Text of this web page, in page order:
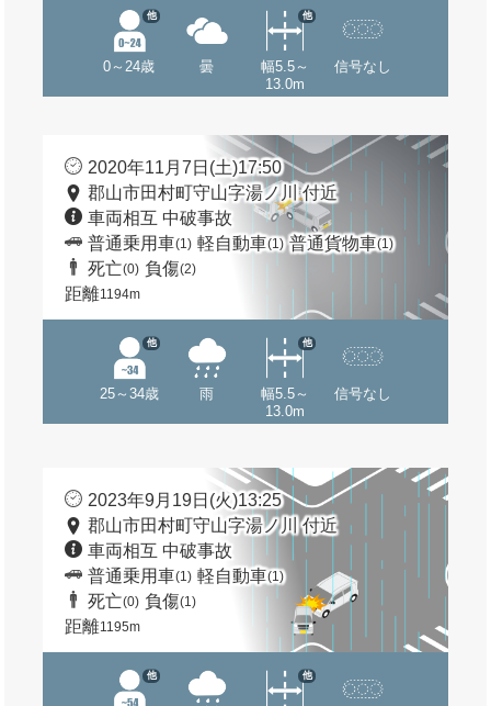
0～24歳
他
曇
幅5.5～
13.0m
他
信号なし
2020年11月7日(土)17:50
郡山市田村町守山字湯ノ川 付近
車両相互 中破事故
普通乗用車(1) 軽自動車(1) 普通貨物車(1)
死亡(0) 負傷(2)
距離1194m
25～34歳
他
雨
幅5.5～
13.0m
他
信号なし
2023年9月19日(火)13:25
郡山市田村町守山字湯ノ川 付近
車両相互 中破事故
普通乗用車(1) 軽自動車(1)
死亡(0) 負傷(1)
距離1195m
他 他